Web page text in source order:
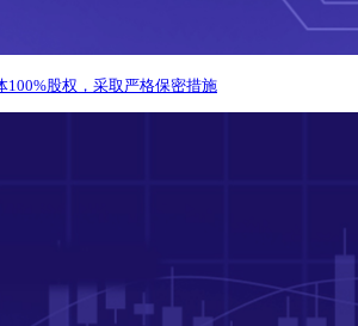
100%股权，采取严格保密措施